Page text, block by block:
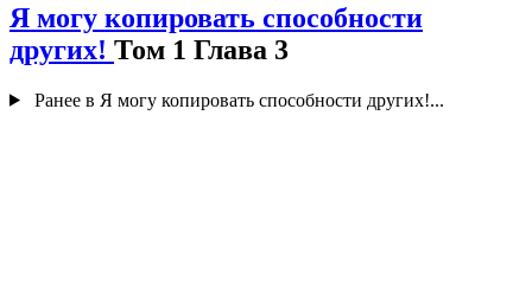
Я могу копировать способности
других! Том 1 Глава 3
Ранее в Я могу копировать способности других!...